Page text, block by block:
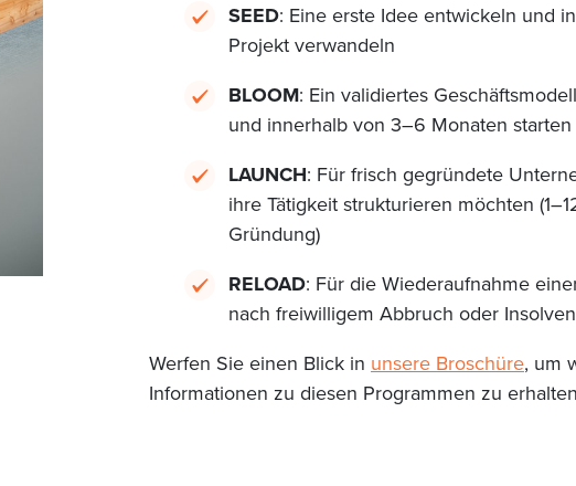
SEED: Eine erste Idee entwickeln und
Projekt verwandeln
BLOOM: Ein validiertes
und innerhalb von 3–6 Monaten starten
LAUNCH: Für frisch gegründete
ihre Tätigkeit strukturieren möchten
Gründung)
RELOAD: Für die Wiederaufnahme
nach freiwilligem Abbruch oder
Werfen Sie einen Blick in unsere Broschüre, um
Informationen zu diesen Programmen zu